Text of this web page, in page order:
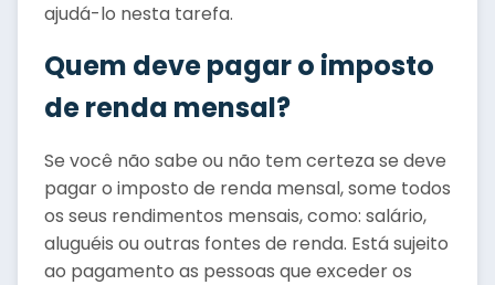
ajudá-lo nesta tarefa.
Quem deve pagar o imposto
de renda mensal?
Se você não sabe ou não tem certeza se deve
pagar o imposto de renda mensal, some todos
os seus rendimentos mensais, como: salário,
aluguéis ou outras fontes de renda. Está sujeito
ao pagamento as pessoas que exceder os